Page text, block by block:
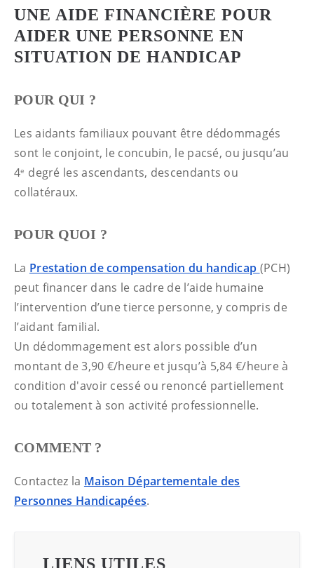
UNE AIDE FINANCIÈRE POUR
AIDER UNE PERSONNE EN
SITUATION DE HANDICAP
POUR QUI ?
Les aidants familiaux pouvant être dédommagés
sont le conjoint, le concubin, le pacsé, ou jusqu’au
4e degré les ascendants, descendants ou
collatéraux.
POUR QUOI ?
La Prestation de compensation du handicap (PCH)
peut financer dans le cadre de l’aide humaine
l’intervention d’une tierce personne, y compris de
l’aidant familial.
Un dédommagement est alors possible d’un
montant de 3,90 €/heure et jusqu’à 5,84 €/heure à
condition d'avoir cessé ou renoncé partiellement
ou totalement à son activité professionnelle.
COMMENT ?
Contactez la Maison Départementale des
Personnes Handicapées.
LIENS UTILES